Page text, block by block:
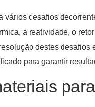
vários desafios
a reatividade, o
destes desafios
para garantir